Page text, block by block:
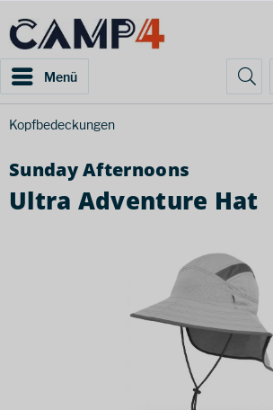
Menü
Kopfbedeckungen
Sunday Afternoons
Ultra Adventure Hat